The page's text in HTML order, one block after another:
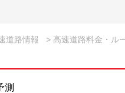
道路情報 > 高速道路料金・ル
測